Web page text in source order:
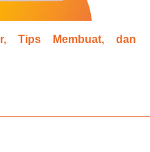
Tips Membuat, dan